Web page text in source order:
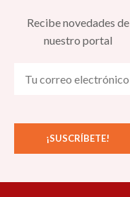
Recibe novedades de
nuestro portal